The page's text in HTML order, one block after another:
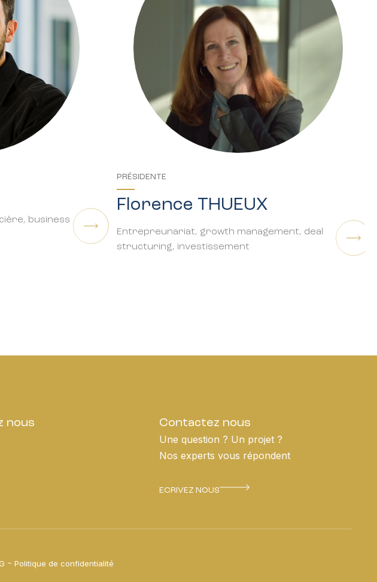
deal
Giovanni AMELOT
nous
Contactez nous
Une question ? Un projet ?
Nos experts vous répondent
ECRIVEZ NOUS
Politique de confidentialité